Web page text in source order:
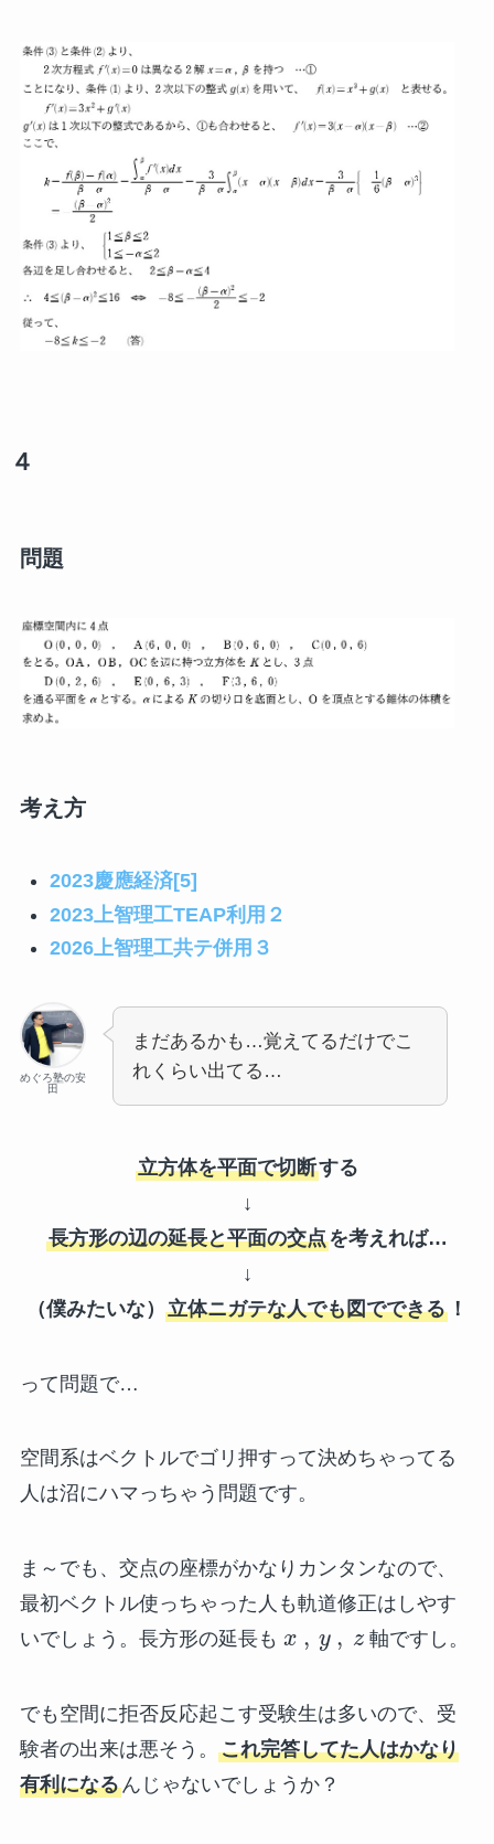
４
問題
考え方
2023慶應経済[5]
2023上智理工TEAP利用２
2026上智理工共テ併用３
めぐろ塾の安
田
まだあるかも…覚えてるだけでこ
れくらい出てる…
立方体を平面で切断する
↓
長方形の辺の延長と平面の交点 を考えれば…
↓
（僕みたいな） 立体ニガテな人でも図でできる ！
って問題で…
空間系はベクトルでゴリ押すって決めちゃってる
人は沼にハマっちゃう問題です。
ま～でも、交点の座標がかなりカンタンなので、
最初ベクトル使っちゃった人も軌道修正はしやす
いでしょう。長方形の延長も x , y , z軸ですし。
でも空間に拒否反応起こす受験生は多いので、受
験者の出来は悪そう。 これ完答してた人はかなり
有利になるんじゃないでしょうか？